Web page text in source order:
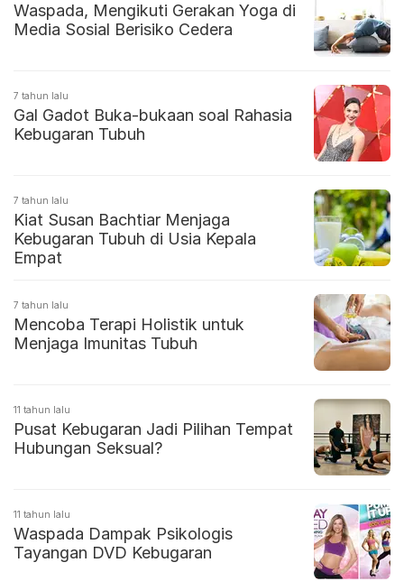
Waspada, Mengikuti Gerakan Yoga di
Media Sosial Berisiko Cedera
7 tahun lalu
Gal Gadot Buka-bukaan soal Rahasia
Kebugaran Tubuh
7 tahun lalu
Kiat Susan Bachtiar Menjaga
Kebugaran Tubuh di Usia Kepala
Empat
7 tahun lalu
Mencoba Terapi Holistik untuk
Menjaga Imunitas Tubuh
11 tahun lalu
Pusat Kebugaran Jadi Pilihan Tempat
Hubungan Seksual?
11 tahun lalu
Waspada Dampak Psikologis
Tayangan DVD Kebugaran